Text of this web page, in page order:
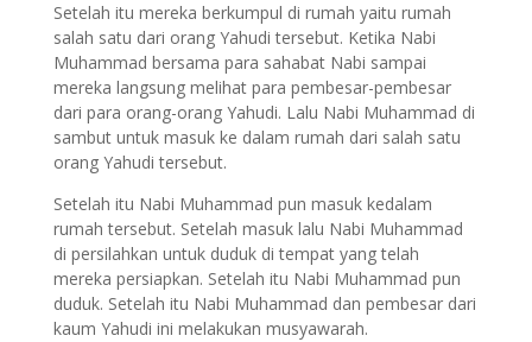
Setelah itu mereka berkumpul di rumah yaitu rumah
salah satu dari orang Yahudi tersebut. Ketika Nabi
Muhammad bersama para sahabat Nabi sampai
mereka langsung melihat para pembesar-pembesar
dari para orang-orang Yahudi. Lalu Nabi Muhammad di
sambut untuk masuk ke dalam rumah dari salah satu
orang Yahudi tersebut.
Setelah itu Nabi Muhammad pun masuk kedalam
rumah tersebut. Setelah masuk lalu Nabi Muhammad
di persilahkan untuk duduk di tempat yang telah
mereka persiapkan. Setelah itu Nabi Muhammad pun
duduk. Setelah itu Nabi Muhammad dan pembesar dari
kaum Yahudi ini melakukan musyawarah.